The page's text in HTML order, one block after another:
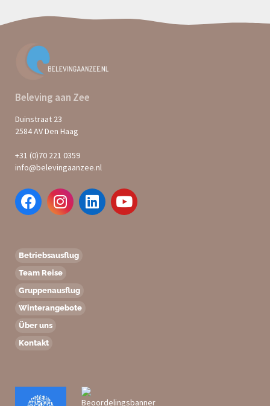
Beleving aan Zee
Duinstraat 23
2584 AV Den Haag
+31 (0)70 221 0359
info@belevingaanzee.nl
Betriebsausflug
Team Reise
Gruppenausflug
Winterangebote
Über uns
Kontakt